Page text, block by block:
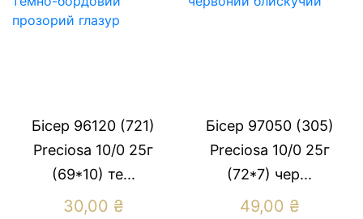
Бісер 96120 (721)
Preсiosa 10/0 25г
(69*10) те...
30,00 ₴
Бісер 97050 (305)
Preсiosa 10/0 25г
(72*7) чер...
49,00 ₴